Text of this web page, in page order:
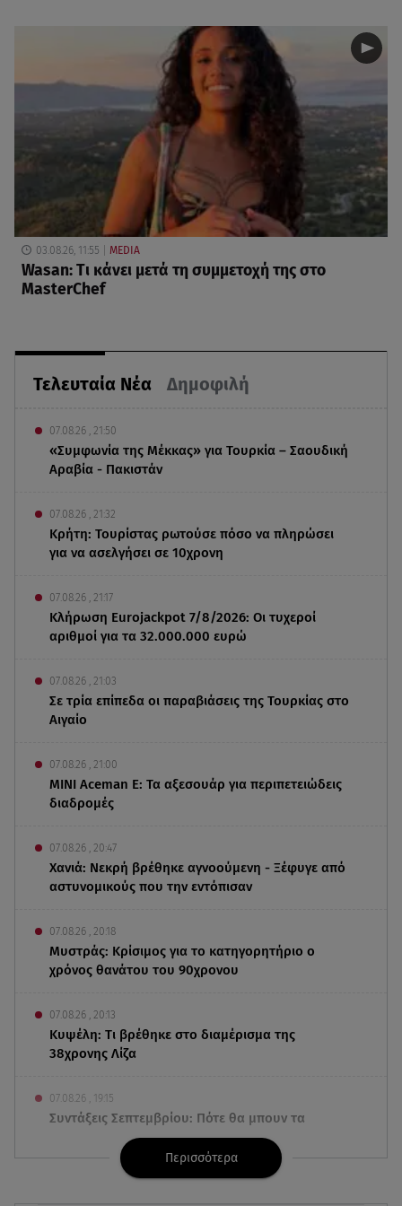
Τελευταία Νέα Δημοφιλή
07.08.26 , 21:50
«Συμφωνία της Μέκκας» για Τουρκία – Σαουδική
Αραβία - Πακιστάν
07.08.26 , 21:32
Κρήτη: Τουρίστας ρωτούσε πόσο να πληρώσει
για να ασελγήσει σε 10χρονη
07.08.26 , 21:17
Κλήρωση Eurojackpot 7/8/2026: Οι τυχεροί
αριθμοί για τα 32.000.000 ευρώ
07.08.26 , 21:03
Σε τρία επίπεδα οι παραβιάσεις της Τουρκίας στο
Αιγαίο
07.08.26 , 21:00
MINI Aceman E: Τα αξεσουάρ για περιπετειώδεις
διαδρομές
07.08.26 , 20:47
Χανιά: Νεκρή βρέθηκε αγνοούμενη - Ξέφυγε από
αστυνομικούς που την εντόπισαν
07.08.26 , 20:18
Μυστράς: Κρίσιμος για το κατηγορητήριο ο
χρόνος θανάτου του 90χρονου
07.08.26 , 20:13
Κυψέλη: Tι βρέθηκε στο διαμέρισμα της
38χρονης Λίζα
07.08.26 , 19:15
Συντάξεις Σεπτεμβρίου: Πότε θα μπουν τα
χρήματα στους λογαριασμούς
Φωτιά στο Στεφάνι Κορίνθου: Μήνυμα από το 112
Περισσότερα
03.08.26, 11:55 MEDIA
Wasan: Tι κάνει μετά τη συμμετοχή της στο
MasterChef